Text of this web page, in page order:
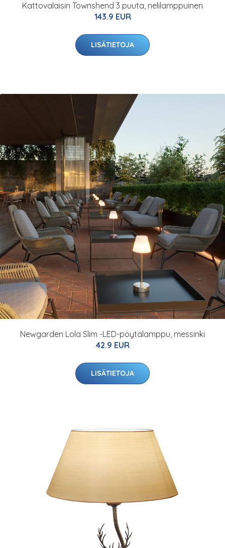
Kattovalaisin Townshend 3 puuta, nelilamppuinen
143.9 EUR
LISÄTIETOJA
Newgarden Lola Slim -LED-pöytälamppu, messinki
42.9 EUR
LISÄTIETOJA